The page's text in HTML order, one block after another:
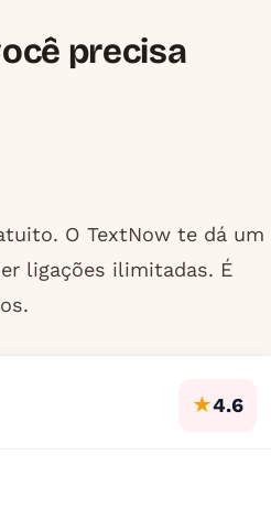
precisa
O TextNow te dá um
ligações ilimitadas. É
★4.6